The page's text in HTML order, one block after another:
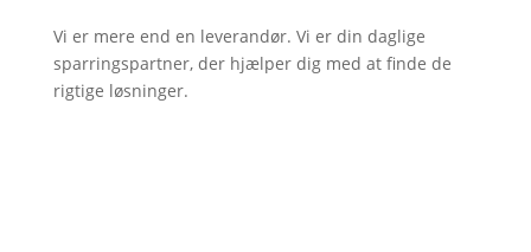
Vi er mere end en leverandør. Vi er din daglige
sparringspartner, der hjælper dig med at finde de
rigtige løsninger.